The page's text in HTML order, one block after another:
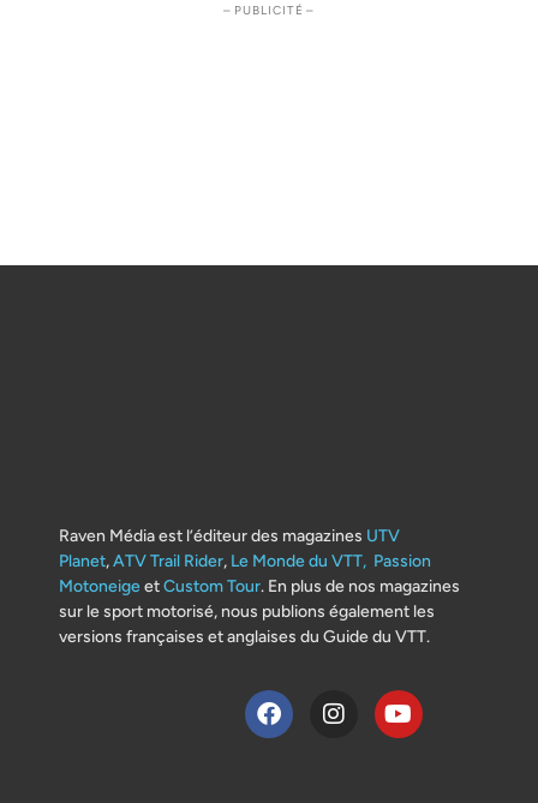
– PUBLICITÉ –
Raven Média est l’éditeur des magazines UTV
Planet,ATV Trail Rider, Le Monde du VTT, Passion
MotoneigeetCustom Tour. En plus de nos magazines
sur le sport motorisé, nous publions également les
versions françaises et anglaises du Guide du VTT.